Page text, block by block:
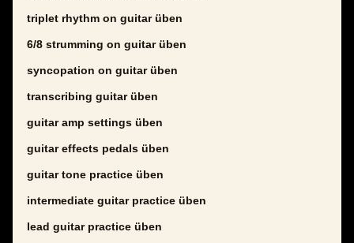
triplet rhythm on guitar üben
6/8 strumming on guitar üben
syncopation on guitar üben
transcribing guitar üben
guitar amp settings üben
guitar effects pedals üben
guitar tone practice üben
intermediate guitar practice üben
lead guitar practice üben